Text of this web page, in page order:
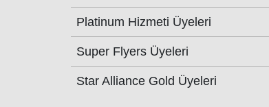
Platinum Hizmeti Üyeleri
Super Flyers Üyeleri
Star Alliance Gold Üyeleri